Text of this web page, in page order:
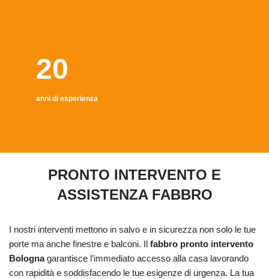
20
anni di esperienza
PRONTO INTERVENTO E
ASSISTENZA FABBRO
I nostri interventi mettono in salvo e in sicurezza non solo le tue
porte ma anche finestre e balconi. Il fabbro pronto intervento
Bolognagarantisce l’immediato accesso alla casa lavorando
con rapidità e soddisfacendo le tue esigenze di urgenza. La tua